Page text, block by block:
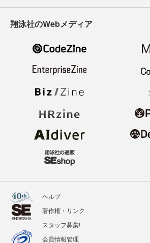
翔泳社のWebメディア
ヘルプ
著作権・リンク
スタッフ募集!
会員情報管理